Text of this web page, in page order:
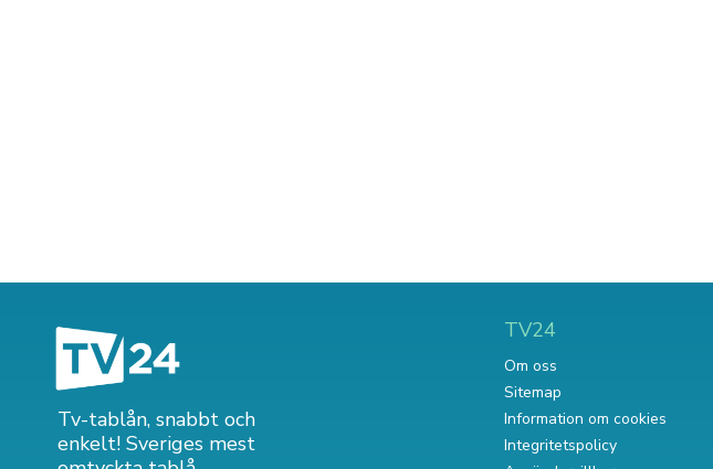
Tv-tablån, snabbt och
enkelt! Sveriges mest
TV24
Om oss
Sitemap
Information om cookies
Integritetspolicy